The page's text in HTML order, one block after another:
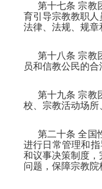
第十七条 宗教
育引导宗教教职
法律、法规、规
第十八条 宗教
员和信教公民的
第十九条 宗教
校、宗教活动场
第二十条 全国
进行日常管理和
和议事决策制度
问题，保障宗教院